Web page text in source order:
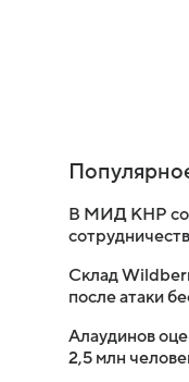
В МИД КНР
Склад
после атаки
Алаудинов
2,5 млн